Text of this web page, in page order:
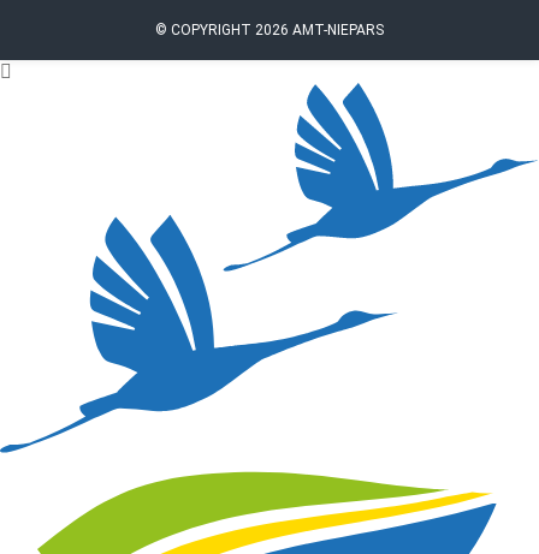
© COPYRIGHT 2026 AMT-NIEPARS